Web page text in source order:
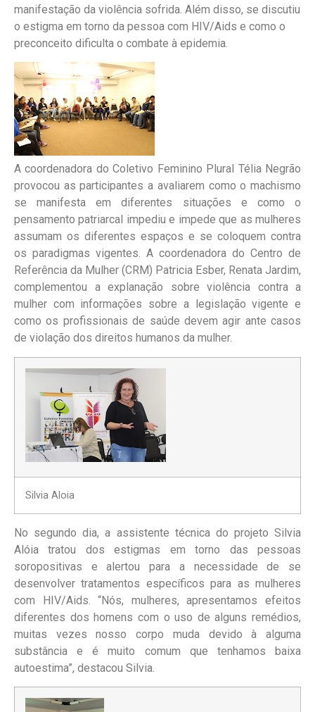
manifestação da violência sofrida. Além disso, se discutiu
o estigma em torno da pessoa com HIV/Aids e como o
preconceito dificulta o combate à epidemia.
A coordenadora do Coletivo Feminino Plural Télia Negrão
provocou as participantes a avaliarem como o machismo
se manifesta em diferentes situações e como o
pensamento patriarcal impediu e impede que as mulheres
assumam os diferentes espaços e se coloquem contra
os paradigmas vigentes. A coordenadora do Centro de
Referência da Mulher (CRM) Patricia Esber, Renata Jardim,
complementou a explanação sobre violência contra a
mulher com informações sobre a legislação vigente e
como os profissionais de saúde devem agir ante casos
de violação dos direitos humanos da mulher.
Silvia Aloia
No segundo dia, a assistente técnica do projeto Silvia
Alóia tratou dos estigmas em torno das pessoas
soropositivas e alertou para a necessidade de se
desenvolver tratamentos específicos para as mulheres
com HIV/Aids. “Nós, mulheres, apresentamos efeitos
diferentes dos homens com o uso de alguns remédios,
muitas vezes nosso corpo muda devido à alguma
substância e é muito comum que tenhamos baixa
autoestima”, destacou Silvia.